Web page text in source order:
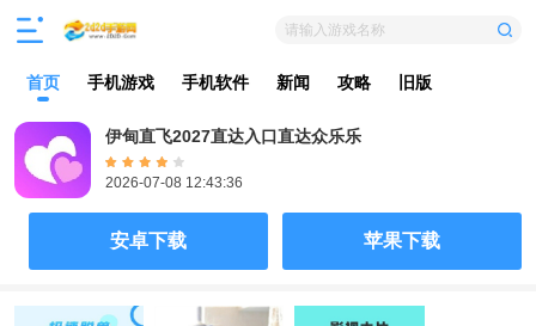
请输入游戏名称
首页 手机游戏 手机软件 新闻 攻略 旧版
伊甸直飞2027直达入口直达众乐乐
2026-07-08 12:43:36
安卓下载 苹果下载